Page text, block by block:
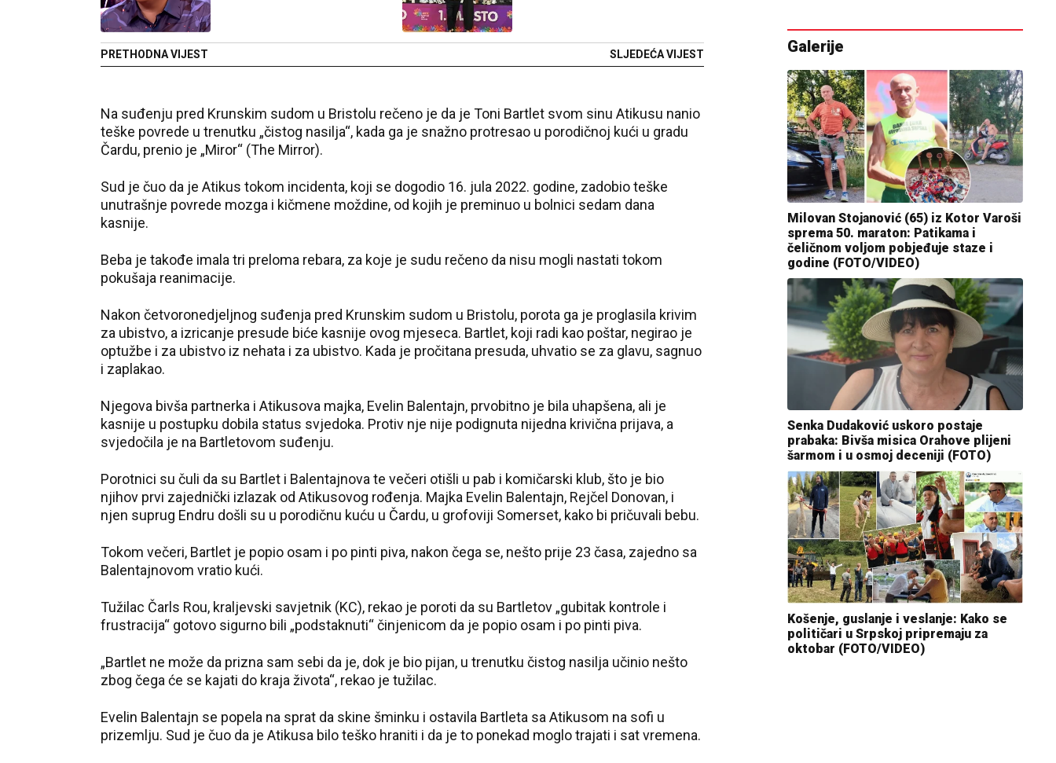
PRETHODNA VIJEST SLJEDEĆA VIJEST
Na suđenju pred Krunskim sudom u Bristolu rečeno je da je Toni Bartlet svom sinu Atikusu nanio
teške povrede u trenutku „čistog nasilja“, kada ga je snažno protresao u porodičnoj kući u gradu
Čardu, prenio je „Miror“ (The Mirror).
Sud je čuo da je Atikus tokom incidenta, koji se dogodio 16. jula 2022. godine, zadobio teške
unutrašnje povrede mozga i kičmene moždine, od kojih je preminuo u bolnici sedam dana
kasnije.
Beba je takođe imala tri preloma rebara, za koje je sudu rečeno da nisu mogli nastati tokom
pokušaja reanimacije.
Nakon četvoronedjeljnog suđenja pred Krunskim sudom u Bristolu, porota ga je proglasila krivim
za ubistvo, a izricanje presude biće kasnije ovog mjeseca. Bartlet, koji radi kao poštar, negirao je
optužbe i za ubistvo iz nehata i za ubistvo. Kada je pročitana presuda, uhvatio se za glavu, sagnuo
i zaplakao.
Njegova bivša partnerka i Atikusova majka, Evelin Balentajn, prvobitno je bila uhapšena, ali je
kasnije u postupku dobila status svjedoka. Protiv nje nije podignuta nijedna krivična prijava, a
svjedočila je na Bartletovom suđenju.
Porotnici su čuli da su Bartlet i Balentajnova te večeri otišli u pab i komičarski klub, što je bio
njihov prvi zajednički izlazak od Atikusovog rođenja. Majka Evelin Balentajn, Rejčel Donovan, i
njen suprug Endru došli su u porodičnu kuću u Čardu, u grofoviji Somerset, kako bi pričuvali bebu.
Tokom večeri, Bartlet je popio osam i po pinti piva, nakon čega se, nešto prije 23 časa, zajedno sa
Balentajnovom vratio kući.
Tužilac Čarls Rou, kraljevski savjetnik (KC), rekao je poroti da su Bartletov „gubitak kontrole i
frustracija“ gotovo sigurno bili „podstaknuti“ činjenicom da je popio osam i po pinti piva.
„Bartlet ne može da prizna sam sebi da je, dok je bio pijan, u trenutku čistog nasilja učinio nešto
zbog čega će se kajati do kraja života“, rekao je tužilac.
Evelin Balentajn se popela na sprat da skine šminku i ostavila Bartleta sa Atikusom na sofi u
prizemlju. Sud je čuo da je Atikusa bilo teško hraniti i da je to ponekad moglo trajati i sat vremena.
Galerije
Milovan Stojanović (65) iz Kotor Varoši
sprema 50. maraton: Patikama i
čeličnom voljom pobjeđuje staze i
godine (FOTO/VIDEO)
Senka Dudaković uskoro postaje
prabaka: Bivša misica Orahove plijeni
šarmom i u osmoj deceniji (FOTO)
Košenje, guslanje i veslanje: Kako se
političari u Srpskoj pripremaju za
oktobar (FOTO/VIDEO)